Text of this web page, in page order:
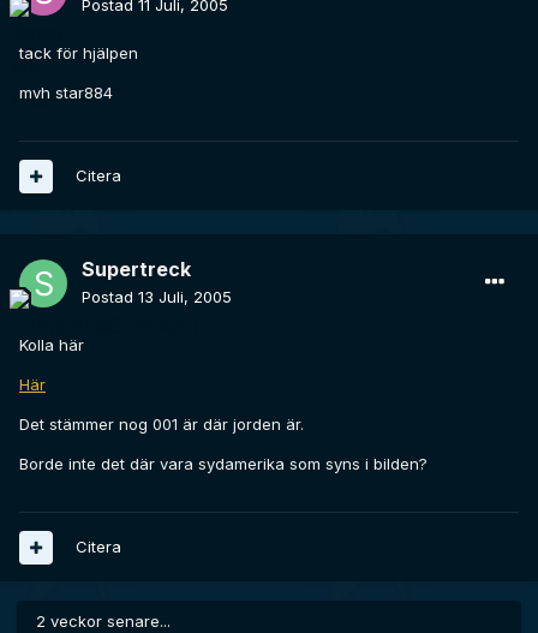
Postad 11 Juli, 2005
tack för hjälpen
mvh star884
Citera
Supertreck
Postad 13 Juli, 2005
Kolla här
Här
Det stämmer nog 001 är där jorden är.
Borde inte det där vara sydamerika som syns i bilden?
Citera
2 veckor senare...